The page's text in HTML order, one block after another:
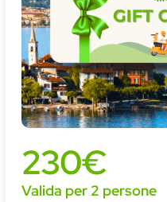
230€
Valida per 2 persone